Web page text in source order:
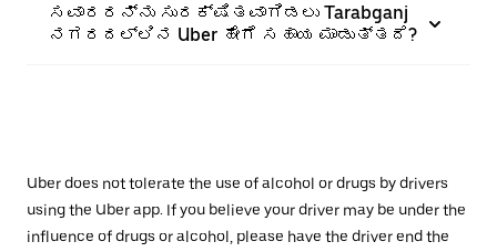
ಸವಾರರನ್ನು ಸುರಕ್ಷಿತವಾಗಿಡಲು Tarabganj
ನಗರದಲ್ಲಿನ Uber ಹೇಗೆ ಸಹಾಯ ಮಾಡುತ್ತದೆ?
Uber does not tolerate the use of alcohol or drugs by drivers
using the Uber app. If you believe your driver may be under the
influence of drugs or alcohol, please have the driver end the